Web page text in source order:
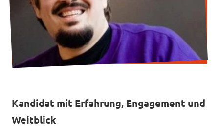
Volt vor Ort in Hessen
Transparenz
Impressum
Kandidat mit Erfahrung, Engagement und
Weitblick